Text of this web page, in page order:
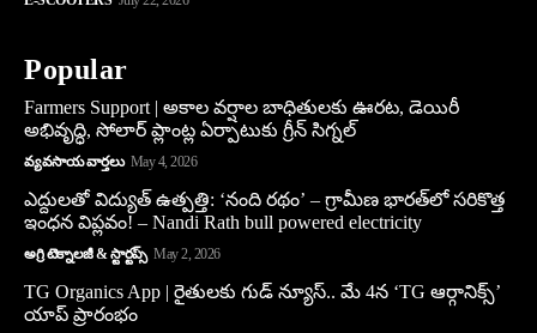
Popular
Farmers Support | అకాల వర్షాల బాధితులకు ఊరట, డెయిరీ
అభివృద్ధి, సోలార్ ప్లాంట్ల ఏర్పాటుకు గ్రీన్‌ సిగ్నల్
వ్యవసాయ వార్తలు May 4, 2026
ఎద్దులతో విద్యుత్ ఉత్పత్తి: ‘నంది రథం’ – గ్రామీణ భారత్‌లో సరికొత్త
ఇంధన విప్లవం! – Nandi Rath bull powered electricity
అగ్రి టెక్నాలజీ & స్టార్టప్స్ May 2, 2026
TG Organics App | రైతులకు గుడ్ న్యూస్.. మే 4న ‘TG ఆర్గానిక్స్’
యాప్ ప్రారంభం